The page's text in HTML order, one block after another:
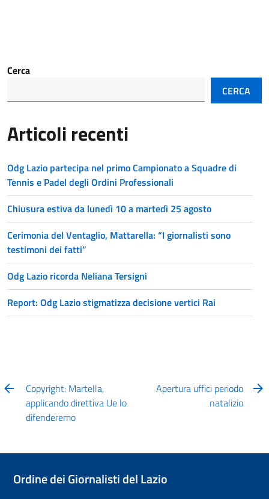
Cerca
CERCA
Articoli recenti
Odg Lazio partecipa nel primo Campionato a Squadre di
Tennis e Padel degli Ordini Professionali
Chiusura estiva da lunedì 10 a martedì 25 agosto
Cerimonia del Ventaglio, Mattarella: “I giornalisti sono
testimoni dei fatti”
Odg Lazio ricorda Neliana Tersigni
Report: Odg Lazio stigmatizza decisione vertici Rai
Copyright: Martella,
applicando direttiva Ue lo
difenderemo
Apertura uffici periodo
natalizio
Ordine dei Giornalisti del Lazio